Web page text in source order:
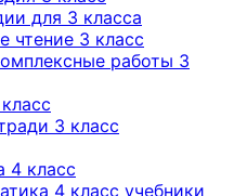
для 3 класса
чтение 3 класс
работы 3
3 класс
4 класс
4 класс учебники